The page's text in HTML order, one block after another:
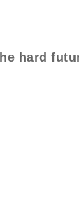
hard